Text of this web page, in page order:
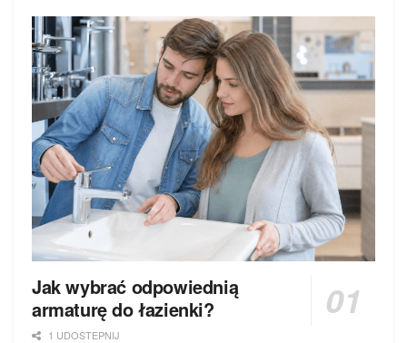
Jak wybrać odpowiednią
armaturę do łazienki?
1 UDOSTEPNIJ